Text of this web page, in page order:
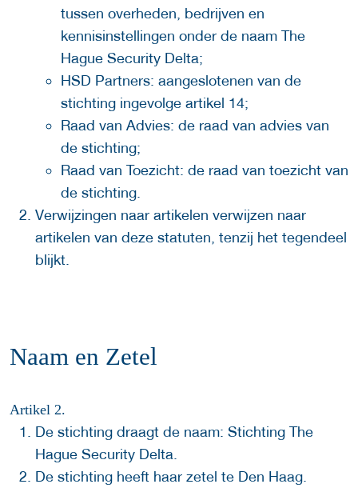
tussen overheden, bedrijven en
kennisinstellingen onder de naam The
Hague Security Delta;
HSD Partners: aangeslotenen van de
stichting ingevolge artikel 14;
Raad van Advies: de raad van advies van
de stichting;
Raad van Toezicht: de raad van toezicht van
de stichting.
Verwijzingen naar artikelen verwijzen naar
artikelen van deze statuten, tenzij het tegendeel
blijkt.
Naam en Zetel
Artikel 2.
De stichting draagt de naam: Stichting The
Hague Security Delta.
De stichting heeft haar zetel te Den Haag.